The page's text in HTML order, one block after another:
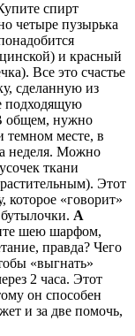
спирт
четыре пузырька
и красный
Все это счастье
сделанную из
подходящую
общем, нужно
темном месте, в
неделя. Можно
ткани
Этот
которое «говорит»
А
шею шарфом,
правда? Чего
«выгнать»
2 часа. Этот
он способен
и за две помочь,